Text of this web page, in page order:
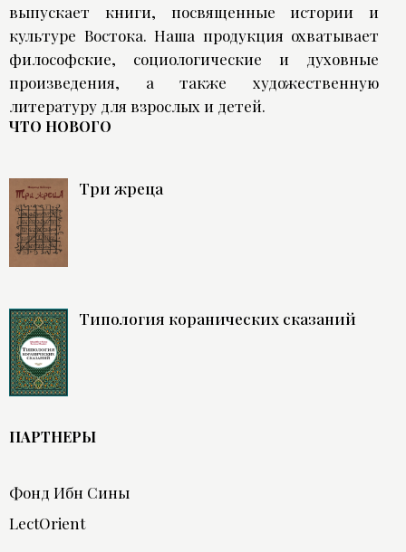
выпускает книги, посвященные истории и
культуре Востока. Наша продукция охватывает
философские, социологические и духовные
произведения, а также художественную
литературу для взрослых и детей.
ЧТО НОВОГО
Три жреца
Типология коранических сказаний
ПАРТНЕРЫ
Фонд Ибн Сины
LectOrient